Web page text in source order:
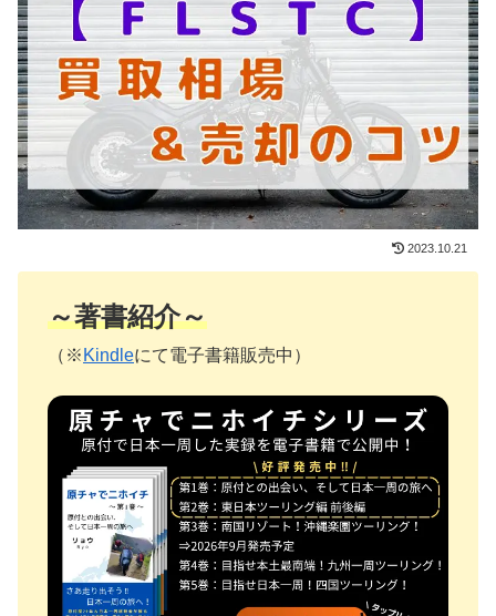
2023.10.21
～著書紹介～
（※ Kindleにて電子書籍販売中）